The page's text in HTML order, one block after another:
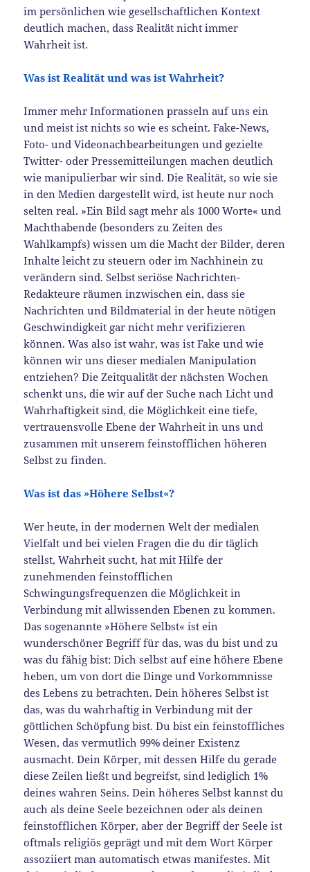
im persönlichen wie gesellschaftlichen Kontext
deutlich machen, dass Realität nicht immer
Wahrheit ist.
Was ist Realität und was ist Wahrheit?
Immer mehr Informationen prasseln auf uns ein
und meist ist nichts so wie es scheint. Fake-News,
Foto- und Videonachbearbeitungen und gezielte
Twitter- oder Pressemitteilungen machen deutlich
wie manipulierbar wir sind. Die Realität, so wie sie
in den Medien dargestellt wird, ist heute nur noch
selten real. »Ein Bild sagt mehr als 1000 Worte« und
Machthabende (besonders zu Zeiten des
Wahlkampfs) wissen um die Macht der Bilder, deren
Inhalte leicht zu steuern oder im Nachhinein zu
verändern sind. Selbst seriöse Nachrichten-
Redakteure räumen inzwischen ein, dass sie
Nachrichten und Bildmaterial in der heute nötigen
Geschwindigkeit gar nicht mehr verifizieren
können. Was also ist wahr, was ist Fake und wie
können wir uns dieser medialen Manipulation
entziehen? Die Zeitqualität der nächsten Wochen
schenkt uns, die wir auf der Suche nach Licht und
Wahrhaftigkeit sind, die Möglichkeit eine tiefe,
vertrauensvolle Ebene der Wahrheit in uns und
zusammen mit unserem feinstofflichen höheren
Selbst zu finden.
Was ist das »Höhere Selbst«?
Wer heute, in der modernen Welt der medialen
Vielfalt und bei vielen Fragen die du dir täglich
stellst, Wahrheit sucht, hat mit Hilfe der
zunehmenden feinstofflichen
Schwingungsfrequenzen die Möglichkeit in
Verbindung mit allwissenden Ebenen zu kommen.
Das sogenannte »Höhere Selbst« ist ein
wunderschöner Begriff für das, was du bist und zu
was du fähig bist: Dich selbst auf eine höhere Ebene
heben, um von dort die Dinge und Vorkommnisse
des Lebens zu betrachten. Dein höheres Selbst ist
das, was du wahrhaftig in Verbindung mit der
göttlichen Schöpfung bist. Du bist ein feinstoffliches
Wesen, das vermutlich 99% deiner Existenz
ausmacht. Dein Körper, mit dessen Hilfe du gerade
diese Zeilen ließt und begreifst, sind lediglich 1%
deines wahren Seins. Dein höheres Selbst kannst du
auch als deine Seele bezeichnen oder als deinen
feinstofflichen Körper, aber der Begriff der Seele ist
oftmals religiös geprägt und mit dem Wort Körper
assoziiert man automatisch etwas manifestes. Mit